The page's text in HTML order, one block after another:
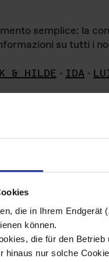
die in Ihrem
können.
die für den
hinaus nur solche
semplice: la
su tutti i
& HILDE - IDA -
materiale